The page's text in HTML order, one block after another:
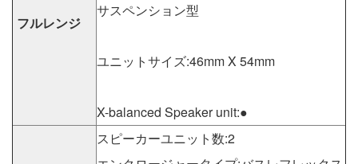
フルレンジ
サスペンション型
ユニットサイズ:46mm X 54mm
X-balanced Speaker unit:●
スピーカーユニット数:2